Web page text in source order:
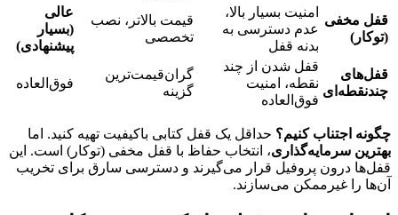
قفل مخفی
(توکار)
امنیت بسیار بالا،
عدم دسترسی به
بدنه قفل
قیمت بالاتر، نصب
تخصصی
عالی
(بسیار
پیشنهادی)
قفل‌های
چندنقطه‌ای
قفل شدن از چند
نقطه، امنیت
فوق‌العاده
گران‌قیمت‌ترین
گزینه
فوق‌العاده
چگونه اجتناب کنیم؟ حداقل یک قفل کتابی باکیفیت تهیه کنید. اما
بهترین سرمایه‌گذاری، انتخاب حفاظ با قفل مخفی (توکار) است. این
قفل‌ها درون پروفیل قرار می‌گیرند و دسترسی سارق برای تخریب
آن‌ها را غیرممکن می‌سازند.